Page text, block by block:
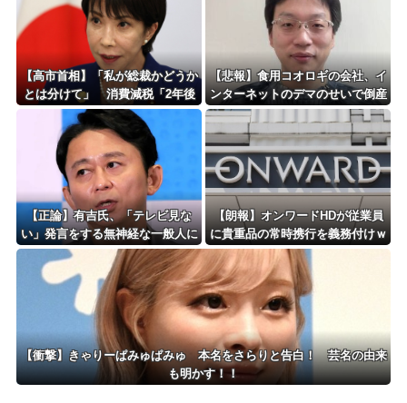
地域で展開
【高市首相】「私が総裁かどうか
とは分けて」 消費減税「2年後
に私の責任で戻す」発言を説明
【悲報】食用コオロギの会社、イ
ンターネットのデマのせいで倒産
ｗｗｗｗｗｗｗｗｗｗｗｗ
【正論】有吉氏、「テレビ見な
い」発言をする無神経な一般人に
憤慨ｗｗｗｗｗｗｗ
【朗報】オンワードHDが従業員
に貴重品の常時携行を義務付けｗ
ｗｗｗｗｗｗｗｗｗｗｗｗ
【衝撃】きゃりーぱみゅぱみゅ 本名をさらりと告白！ 芸名の由来
も明かす！！